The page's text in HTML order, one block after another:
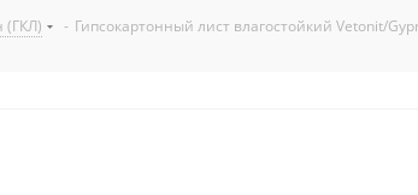
(ГКЛ) - Гипсокартонный лист влагостойкий Vetonit/